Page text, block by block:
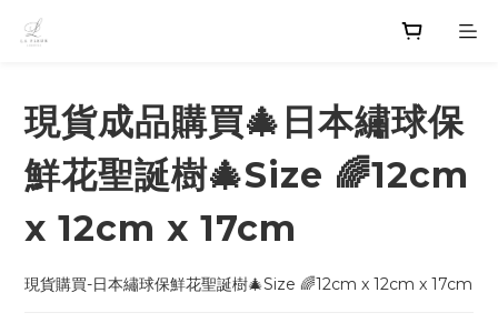
現貨成品購買🎄日本繡球保
鮮花聖誕樹🎄Size 🌈12cm
x 12cm x 17cm
現貨購買-日本繡球保鮮花聖誕樹🎄Size 🌈12cm x 12cm x 17cm